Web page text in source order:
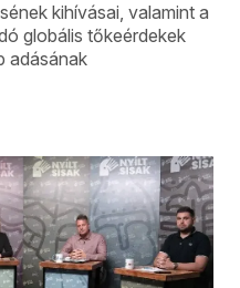
kihívásai, valamint a
globális tőkeérdekek
adásának